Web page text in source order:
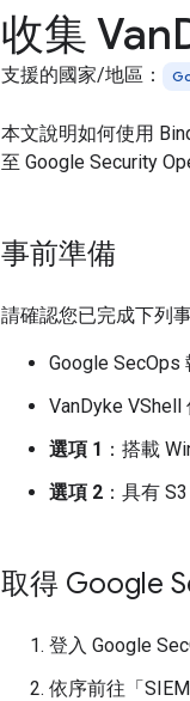
收集 Van
支援的國家/地區：
本文說明如何使用
至 Google Security
事前準備
請確認您已完成下列
Google SecOps
VanDyke
選項 1 ：搭載
選項 2 ：具有
取得 Google
登入 Google
依序前往「SIEM